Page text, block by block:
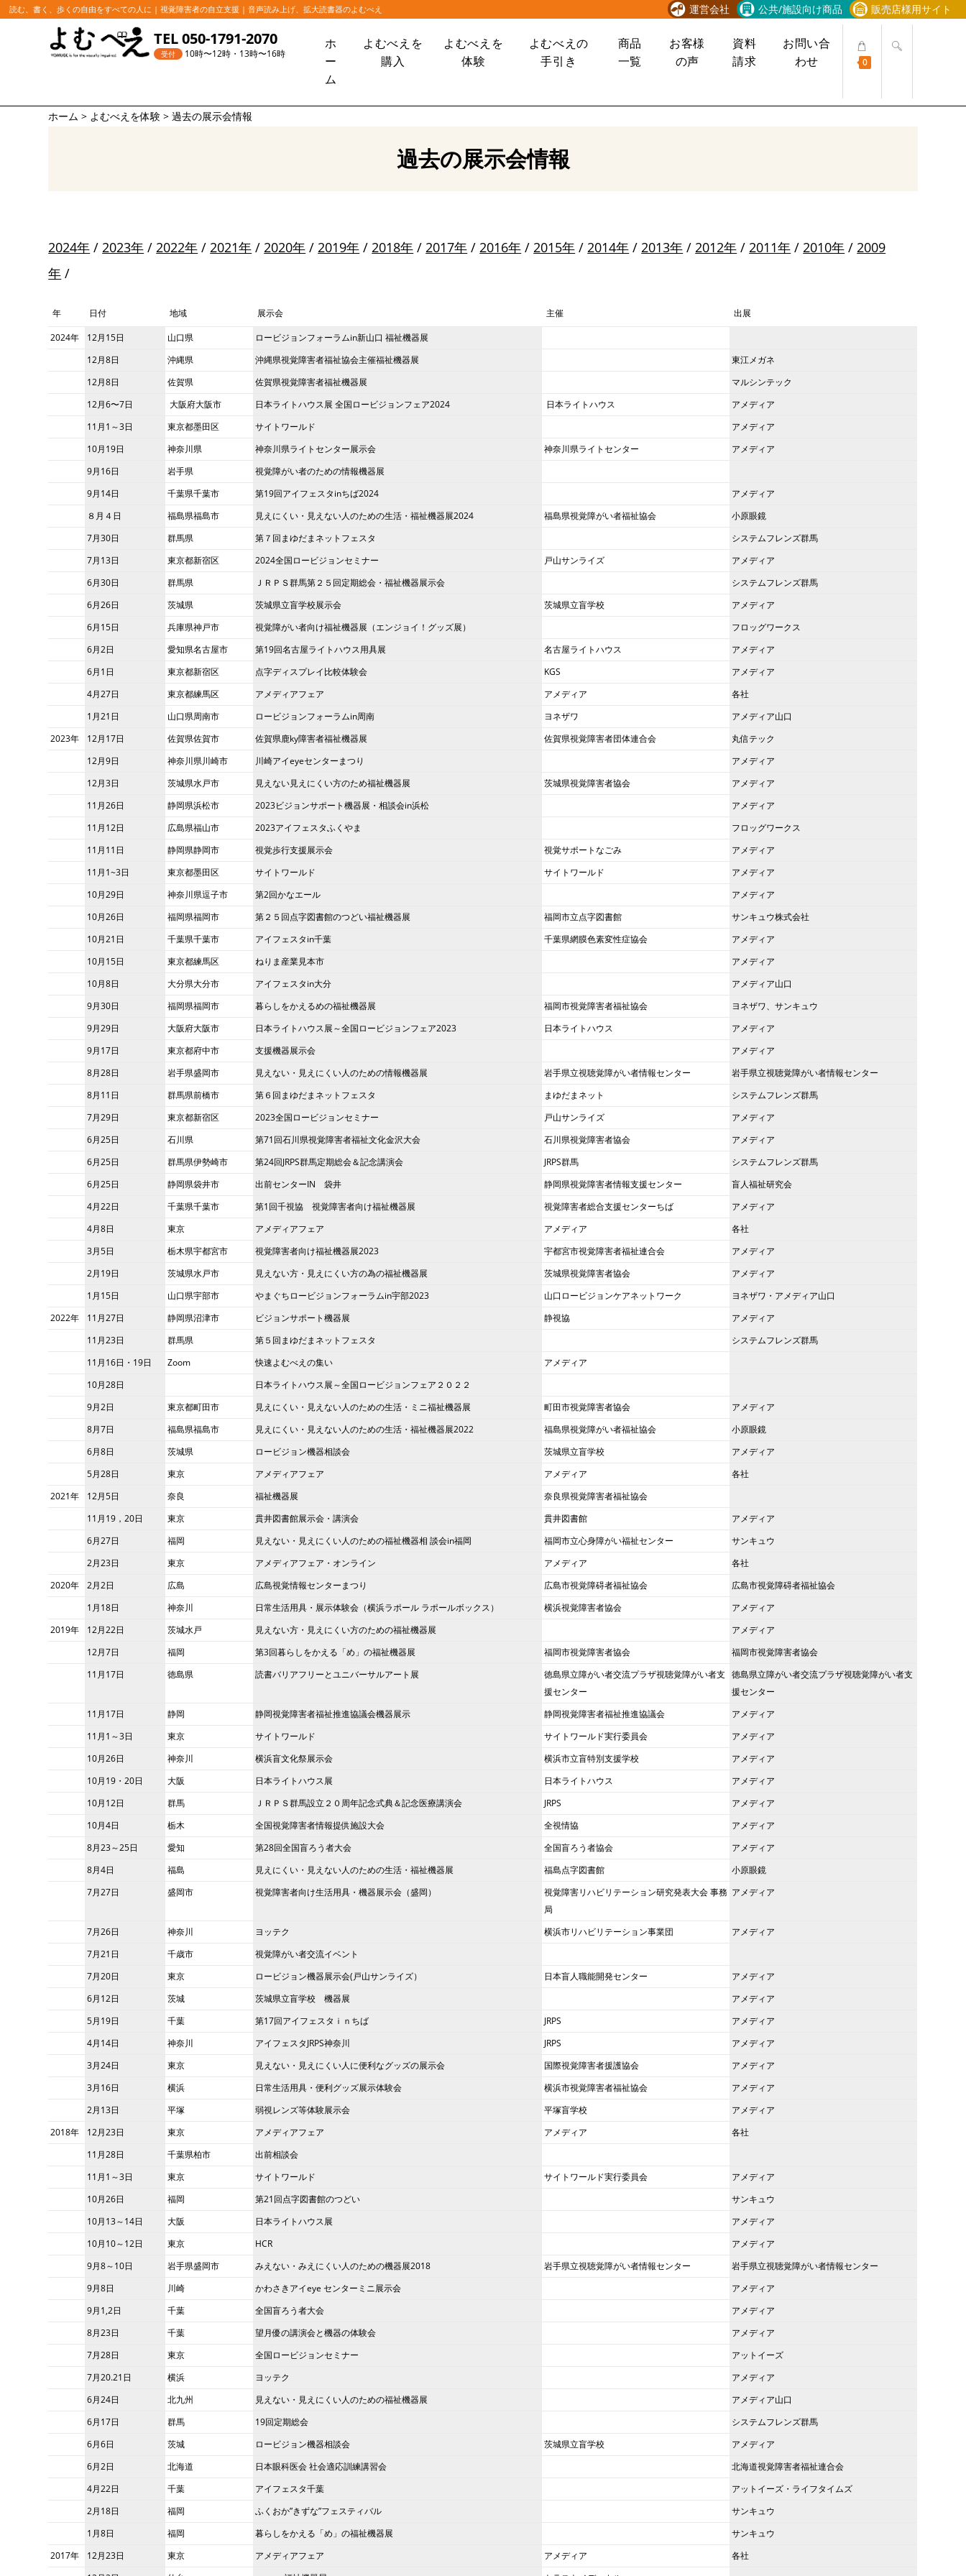
読む、書く、歩くの自由をすべての人に | 視覚障害者の自立支援 | 音声読み上げ、拡大読書器のよむべえ
TEL 050-1791-2070
受付 10時〜12時・13時〜16時
運営会社 公共/施設向け商品
販売店様用サイト
ツ
ホ
ー
ム
よむべえを
購入
よむべえを
体験
よむべえの
手引き
商品
一覧
お客様
の声
資料
請求
お問い合
わせ
0
ウ
イ
ホーム > よむべえを体験 >過去の展示会情報
過去の展示会情報
2024年 /2023年 /2022年 /2021年 /2020年 /2019年 /2018年 /2017年 /2016年 /2015年 /2014年 /2013年 /2012年 /2011年 /2010年 /2009
年 /
年 日付 地域 展示会 主催
出展
2024年
12月15日 山口県
ロービジョンフォーラムin新山口 福祉機器展
12月8日
沖縄県 沖縄県視覚障害者福祉協会主催福祉機器展
東江メガネ
12月8日
佐賀県 佐賀県視覚障害者福祉機器展
マルシンテック
12月6〜7日
大阪府大阪市 日本ライトハウス展 全国ロービジョンフェア2024 日本ライトハウス
アメディア
11月1～3日
東京都墨田区 サイトワールド
アメディア
10月19日
神奈川県 神奈川県ライトセンター展示会 神奈川県ライトセンター
アメディア
9月16日
岩手県
視覚障がい者のための情報機器展
9月14日
千葉県千葉市 第19回アイフェスタinちば2024
アメディア
８月４日
福島県福島市 見えにくい・見えない人のための生活・福祉機器展2024 福島県視覚障がい者福祉協会
小原眼鏡
7月30日
群馬県 第７回まゆだまネットフェスタ
システムフレンズ群馬
7月13日
東京都新宿区 2024全国ロービジョンセミナー 戸山サンライズ
アメディア
6月30日
群馬県 ＪＲＰＳ群馬第２５回定期総会・福祉機器展示会
システムフレンズ群馬
6月26日
茨城県 茨城県立盲学校展示会 茨城県立盲学校
アメディア
6月15日
兵庫県神戸市 視覚障がい者向け福祉機器展（エンジョイ！グッズ展）
フロッグワークス
6月2日
愛知県名古屋市 第19回名古屋ライトハウス用具展 名古屋ライトハウス
アメディア
6月1日
東京都新宿区 点字ディスプレイ比較体験会 KGS
アメディア
4月27日
東京都練馬区 アメディアフェア アメディア
各社
1月21日
山口県周南市 ロービジョンフォーラムin周南 ヨネザワ
アメディア山口
2023年
12月17日 佐賀県佐賀市 佐賀県鹿ky障害者福祉機器展 佐賀県視覚障害者団体連合会
丸信テック
12月9日
神奈川県川崎市 川崎アイeyeセンターまつり
アメディア
12月3日
茨城県水戸市 見えない見えにくい方のため福祉機器展 茨城県視覚障害者協会
アメディア
11月26日
静岡県浜松市 2023ビジョンサポート機器展・相談会in浜松
アメディア
11月12日
広島県福山市 2023アイフェスタふくやま
フロッグワークス
11月11日
静岡県静岡市 視覚歩行支援展示会 視覚サポートなごみ
アメディア
11月1~3日
東京都墨田区 サイトワールド サイトワールド
アメディア
10月29日
神奈川県逗子市 第2回かなエール
アメディア
10月26日
福岡県福岡市 第２５回点字図書館のつどい福祉機器展 福岡市立点字図書館
サンキュウ株式会社
10月21日
千葉県千葉市 アイフェスタin千葉 千葉県網膜色素変性症協会
アメディア
10月15日
東京都練馬区 ねりま産業見本市
アメディア
10月8日
大分県大分市 アイフェスタin大分
アメディア山口
9月30日
福岡県福岡市 暮らしをかえるめの福祉機器展 福岡市視覚障害者福祉協会
ヨネザワ、サンキュウ
9月29日
大阪府大阪市 日本ライトハウス展～全国ロービジョンフェア2023 日本ライトハウス
アメディア
9月17日
東京都府中市 支援機器展示会
アメディア
8月28日
岩手県盛岡市 見えない・見えにくい人のための情報機器展 岩手県立視聴覚障がい者情報センター
岩手県立視聴覚障がい者情報センター
8月11日
群馬県前橋市 第６回まゆだまネットフェスタ まゆだまネット
システムフレンズ群馬
7月29日
東京都新宿区 2023全国ロービジョンセミナー 戸山サンライズ
アメディア
6月25日
石川県 第71回石川県視覚障害者福祉文化金沢大会 石川県視覚障害者協会
アメディア
6月25日
群馬県伊勢崎市 第24回JRPS群馬定期総会＆記念講演会 JRPS群馬
システムフレンズ群馬
6月25日
静岡県袋井市 出前センターIN 袋井 静岡県視覚障害者情報支援センター
盲人福祉研究会
4月22日
千葉県千葉市 第1回千視協 視覚障害者向け福祉機器展 視覚障害者総合支援センターちば
アメディア
4月8日
東京 アメディアフェア アメディア
各社
3月5日
栃木県宇都宮市 視覚障害者向け福祉機器展2023 宇都宮市視覚障害者福祉連合会
アメディア
2月19日
茨城県水戸市 見えない方・見えにくい方の為の福祉機器展 茨城県視覚障害者協会
アメディア
1月15日
山口県宇部市 やまぐちロービジョンフォーラムin宇部2023 山口ロービジョンケアネットワーク
ヨネザワ・アメディア山口
2022年
11月27日 静岡県沼津市 ビジョンサポート機器展 静視協
アメディア
11月23日
群馬県 第５回まゆだまネットフェスタ
システムフレンズ群馬
11月16日・19日
Zoom 快速よむべえの集い
アメディア
10月28日
日本ライトハウス展～全国ロービジョンフェア２０２２
9月2日
東京都町田市 見えにくい・見えない人のための生活・ミニ福祉機器展 町田市視覚障害者協会
アメディア
8月7日
福島県福島市 見えにくい・見えない人のための生活・福祉機器展2022 福島県視覚障がい者福祉協会
小原眼鏡
6月8日
茨城県 ロービジョン機器相談会 茨城県立盲学校
アメディア
5月28日
東京 アメディアフェア アメディア
各社
2021年
12月5日 奈良 福祉機器展
奈良県視覚障害者福祉協会
11月19，20日
東京 貫井図書館展示会・講演会 貫井図書館
アメディア
6月27日
福岡 見えない・見えにくい人のための福祉機器相 談会in福岡 福岡市立心身障がい福祉センター
サンキュウ
2月23日
東京 アメディアフェア・オンライン アメディア
各社
2020年
2月2日 広島 広島視覚情報センターまつり 広島市視覚障碍者福祉協会
広島市視覚障碍者福祉協会
1月18日
神奈川 日常生活用具・展示体験会（横浜ラポール ラポールボックス） 横浜視覚障害者協会
アメディア
2019年 12月22日 茨城水戸 見えない方・見えにくい方のための福祉機器展
アメディア
12月7日
福岡 第3回暮らしをかえる「め」の福祉機器展 福岡市視覚障害者協会
福岡市視覚障害者協会
11月17日
徳島県 読書バリアフリーとユニバーサルアート展
徳島県立障がい者交流プラザ視聴覚障がい者支
援センター
徳島県立障がい者交流プラザ視聴覚障がい者支
援センター
11月17日
静岡 静岡視覚障害者福祉推進協議会機器展示 静岡視覚障害者福祉推進協議会
アメディア
11月1～3日
東京 サイトワールド サイトワールド実行委員会
アメディア
10月26日
神奈川 横浜盲文化祭展示会 横浜市立盲特別支援学校
アメディア
10月19・20日
大阪 日本ライトハウス展 日本ライトハウス
アメディア
10月12日
群馬 ＪＲＰＳ群馬設立２０周年記念式典＆記念医療講演会 JRPS
アメディア
10月4日
栃木 全国視覚障害者情報提供施設大会 全視情協
アメディア
8月23～25日
愛知 第28回全国盲ろう者大会 全国盲ろう者協会
アメディア
8月4日
福島 見えにくい・見えない人のための生活・福祉機器展 福島点字図書館
小原眼鏡
7月27日
盛岡市 視覚障害者向け生活用具・機器展示会（盛岡）
視覚障害リハビリテーション研究発表大会 事務
局
アメディア
7月26日 神奈川 ヨッテク 横浜市リハビリテーション事業団
アメディア
7月21日
千歳市
視覚障がい者交流イベント
7月20日
東京 ロービジョン機器展示会(戸山サンライズ） 日本盲人職能開発センター
アメディア
6月12日
茨城 茨城県立盲学校 機器展
アメディア
5月19日
千葉 第17回アイフェスタｉｎちば JRPS
アメディア
4月14日
神奈川 アイフェスタJRPS神奈川 JRPS
アメディア
3月24日
東京 見えない・見えにくい人に便利なグッズの展示会 国際視覚障害者援護協会
アメディア
3月16日
横浜 日常生活用具・便利グッズ展示体験会 横浜市視覚障害者福祉協会
アメディア
2月13日
平塚 弱視レンズ等体験展示会 平塚盲学校
アメディア
2018年 12月23日 東京 アメディアフェア アメディア
各社
11月28日
千葉県柏市
出前相談会
11月1～3日
東京 サイトワールド サイトワールド実行委員会
アメディア
10月26日
福岡 第21回点字図書館のつどい
サンキュウ
10月13～14日
大阪 日本ライトハウス展
アメディア
10月10～12日
東京 HCR
アメディア
9月8～10日
岩手県盛岡市 みえない・みえにくい人のための機器展2018 岩手県立視聴覚障がい者情報センター
岩手県立視聴覚障がい者情報センター
9月8日
川崎 かわさきアイeye センターミニ展示会
アメディア
9月1,2日
千葉 全国盲ろう者大会
アメディア
8月23日
千葉 望月優の講演会と機器の体験会
アメディア
7月28日
東京 全国ロービジョンセミナー
アットイーズ
7月20.21日
横浜 ヨッテク
アメディア
6月24日
北九州 見えない・見えにくい人のための福祉機器展
アメディア山口
6月17日
群馬 19回定期総会
システムフレンズ群馬
6月6日
茨城 ロービジョン機器相談会 茨城県立盲学校
アメディア
6月2日
北海道 日本眼科医会 社会適応訓練講習会
北海道視覚障害者福祉連合会
4月22日
千葉 アイフェスタ千葉
アットイーズ・ライフタイムズ
2月18日
福岡 ふくおか”きずな”フェスティバル
サンキュウ
1月8日
福岡 暮らしをかえる「め」の福祉機器展
サンキュウ
2017年
12月23日 東京 アメディアフェア アメディア
各社